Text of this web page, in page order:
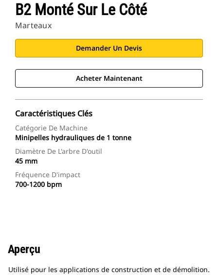
B2 Monté Sur Le Côté
Marteaux
Demander Un Devis
Acheter Maintenant
Caractéristiques Clés
Catégorie De Machine
Minipelles hydrauliques de 1 tonne
Diamètre De L'arbre D'outil
45 mm
Fréquence D'impact
700-1200 bpm
Aperçu
Utilisé pour les applications de construction et de démolition.